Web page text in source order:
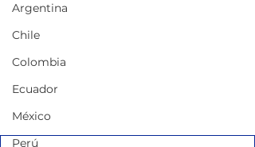
Argentina
Chile
Colombia
Ecuador
México
Perú